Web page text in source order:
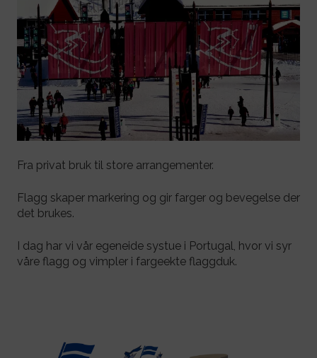
Fra privat bruk til store arrangementer.
Flagg skaper markering og gir farger og bevegelse der
det brukes.
I dag har vi vår egeneide systue i Portugal, hvor vi syr
våre flagg og vimpler i fargeekte flaggduk.